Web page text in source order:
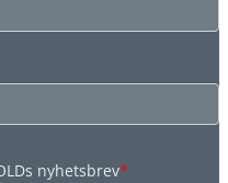
nyhetsbrev*